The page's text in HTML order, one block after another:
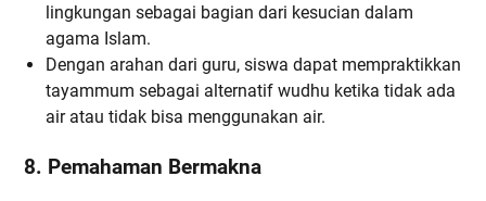
lingkungan sebagai bagian dari kesucian dalam
agama Islam.
Dengan arahan dari guru, siswa dapat mempraktikkan
tayammum sebagai alternatif wudhu ketika tidak ada
air atau tidak bisa menggunakan air.
8. Pemahaman Bermakna